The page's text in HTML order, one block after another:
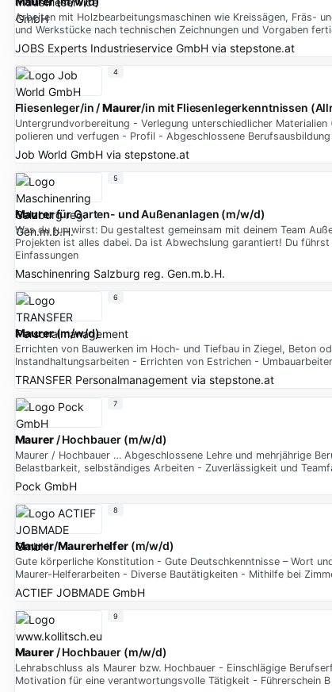
Arbeiten mit Holzbearbeitungsmaschinen wie Kreissägen, Fräs-
und Werkstücke nach technischen Zeichnungen und Vorgaben
JOBS Experts Industrieservice GmbHvia stepstone.at
Fliesenleger/in /Maurer/in mit Fliesenlegerkenntnissen
Untergrundvorbereitung - Verlegung unterschiedlicher
polieren und verfugen - Profil - Abgeschlossene
Job World GmbHvia stepstone.at
4
Maurerfür Garten- und Außenanlagen (m/w/d)
Was du tun wirst: Du gestaltest gemeinsam mit deinem Team
Projekten ist alles dabei. Da ist Abwechslung garantiert! Du
Einfassungen
Maschinenring Salzburg reg. Gen.m.b.H.
5
Maurer(m/w/d)
Errichten von Bauwerken im Hoch- und Tiefbau in Ziegel, Beton
Instandhaltungsarbeiten - Errichten von Estrichen -
TRANSFER Personalmanagementvia stepstone.at
6
Maurer/ Hochbauer (m/w/d)
Maurer / Hochbauer … Abgeschlossene Lehre und mehrjährige
Belastbarkeit, selbständiges Arbeiten - Zuverlässigkeit und
Pock GmbH
7
Maurer/Maurerhelfer(m/w/d)
Gute körperliche Konstitution - Gute Deutschkenntnisse – Wort
Maurer-Helferarbeiten - Diverse Bautätigkeiten - Mithilfe bei
ACTIEF JOBMADE GmbH
8
Maurer/ Hochbauer (m/w/d)
Lehrabschluss als Maurer bzw. Hochbauer - Einschlägige
Motivation für eine verantwortungsvolle Tätigkeit - Führerschein
9